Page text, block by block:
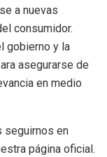
a nuevas
consumidor.
gobierno y la
asegurarse de
en medio
seguirnos en
página oficial.